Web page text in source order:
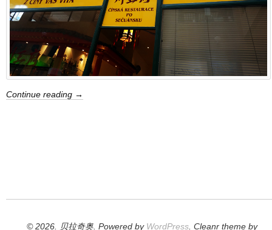
Continue reading →
© 2026. 贝拉奇奥. Powered by WordPress . Cleanr theme by